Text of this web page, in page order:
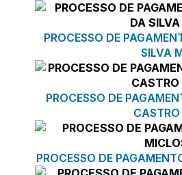
PROCESSO DE
SILVA
PROCESSO DE
CASTRO
PROCESSO DE